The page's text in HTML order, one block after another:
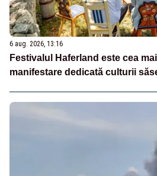
6 aug. 2026, 13:16
Festivalul Haferland este cea
manifestare dedicată culturii